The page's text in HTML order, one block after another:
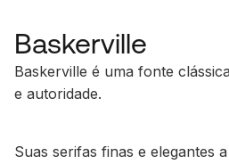
Baskerville
Baskerville é uma fonte
e autoridade.
Suas serifas finas e elegantes